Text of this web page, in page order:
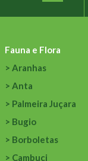
Fauna e Flora
Aranhas
Anta
Palmeira Juçara
Bugio
Borboletas
Cambuci